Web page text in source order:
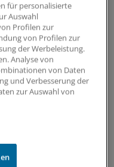
Indikation, mit dem
für die
oder von Brustkrebs
sind
immunologische
insbesondere im
in Deutschland zu
beigetragen?
für personalisierte
Auswahl
Profilen zur
von Profilen zur
der Werbeleistung.
Analyse von
von Daten
und Verbesserung der
zur Auswahl von